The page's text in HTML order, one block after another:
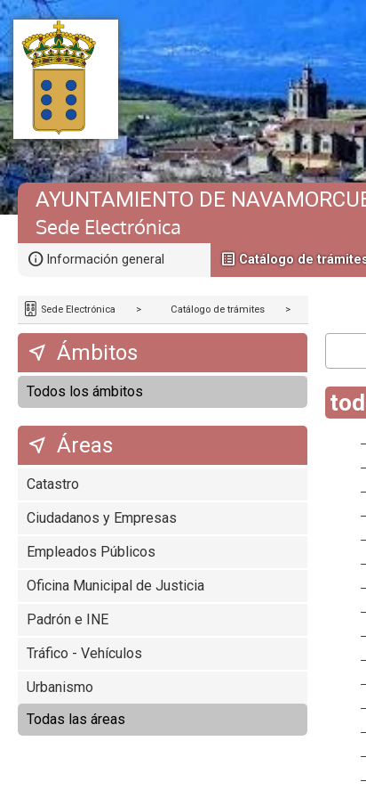
Sede Electrónica
AYUNTAMIENTO DE
Información general Catálogo de
Sede Electrónica > Catálogo de trámites >
Ámbitos
Todos los ámbitos
Áreas
Catastro
Ciudadanos y Empresas
Empleados Públicos
Oficina Municipal de Justicia
Padrón e INE
Tráfico - Vehículos
Urbanismo
Todas las áreas